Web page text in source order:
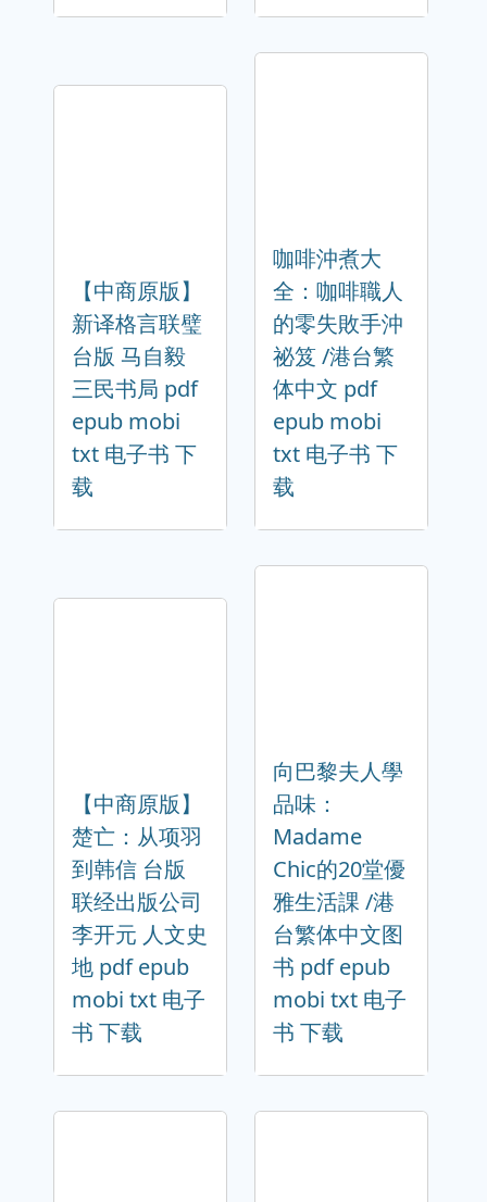
【中商原版】
新译格言联璧
台版 马自毅
三民书局 pdf
epub mobi
txt 电子书 下
载
咖啡沖煮大
全：咖啡職人
的零失敗手沖
祕笈 /港台繁
体中文 pdf
epub mobi
txt 电子书 下
载
【中商原版】
楚亡：从项羽
到韩信 台版
联经出版公司
李开元 人文史
地 pdf epub
mobi txt 电子
书 下载
向巴黎夫人學
品味：
Madame
Chic的20堂優
雅生活課 /港
台繁体中文图
书 pdf epub
mobi txt 电子
书 下载